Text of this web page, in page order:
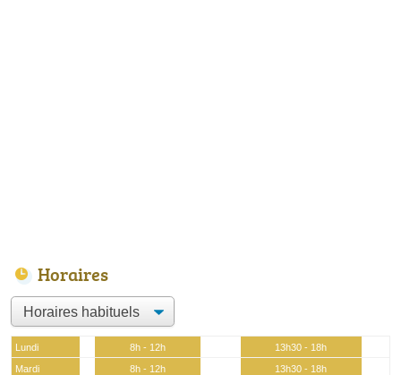
Horaires
Lundi 8h - 12h
13h30 - 18h
Mardi
8h - 12h
13h30 - 18h